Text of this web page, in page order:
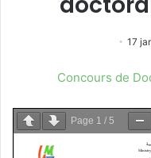
17
Concours de
Page 1 / 5